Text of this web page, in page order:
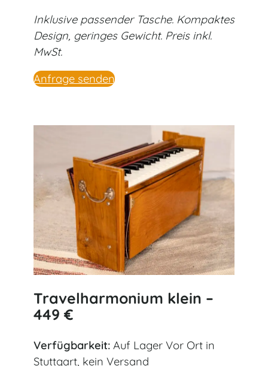
Inklusive passender Tasche. Kompaktes
Design, geringes Gewicht. Preis inkl.
MwSt.
Anfrage senden
Travelharmonium klein –
449 €
Verfügbarkeit: Auf Lager Vor Ort in
Stuttgart, kein Versand